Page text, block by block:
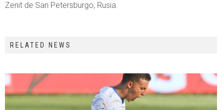
Zenit de San Petersburgo, Rusia.
RELATED NEWS